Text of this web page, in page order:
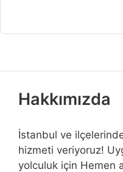
Hakkımızda
İstanbul ve
hizmeti veriyoruz!
yolculuk için Hemen